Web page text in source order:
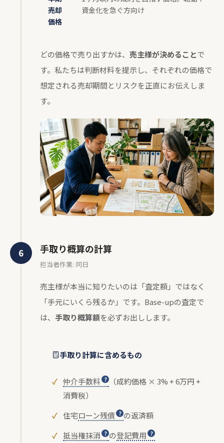
売却
価格
資金化を急ぐ方向け
どの価格で売り出すかは、 売主様が決めることで
す。私たちは判断材料を提示し、それぞれの価格で
想定される売却期間とリスクを正直にお伝えしま
す。
手取り概算の計算
担当者作業: 同日
売主様が本当に知りたいのは「査定額」ではなく
「手元にいくら残るか」です。Base-upの査定で
は、 手取り概算額を必ずお出しします。
手取り計算に含めるもの
仲介手数料
（成約価格 × 3% + 6万円 +
消費税）
住宅ローン残債
の返済額
抵当権抹消
の登記費用